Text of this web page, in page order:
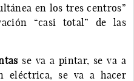
en los tres centros”
“casi total” de las
se va a pintar, se va a
eléctrica, se va a hacer